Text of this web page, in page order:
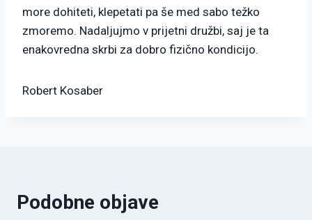
more dohiteti, klepetati pa še med sabo težko
zmoremo. Nadaljujmo v prijetni družbi, saj je ta
enakovredna skrbi za dobro fizično kondicijo.
Robert Kosaber
Podobne objave